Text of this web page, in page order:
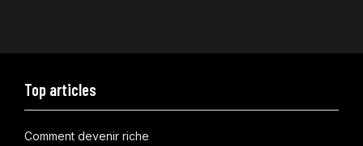
Top articles
Comment devenir riche